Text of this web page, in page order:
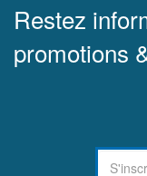
Restez
promotions